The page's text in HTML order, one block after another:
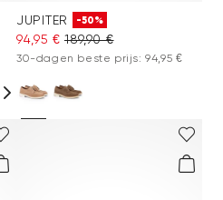
JUPITER -50%
94,95 € 189,90 €
30-dagen beste prijs: 94,95 €